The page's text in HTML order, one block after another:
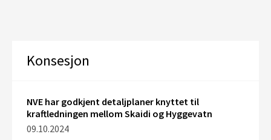
Konsesjon
NVE har godkjent detaljplaner knyttet til
kraftledningen mellom Skaidi og Hyggevatn
09.10.2024